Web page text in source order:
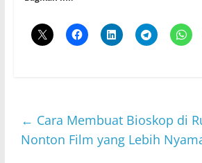
← Cara Membuat Bioskop di
Nonton Film yang Lebih